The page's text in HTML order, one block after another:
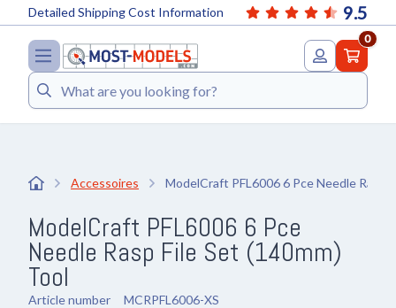
9.5
Detailed Shipping Cost Information
0
Search
Accessoires ModelCraft PFL6006 6 Pce Needle Rasp
ModelCraft PFL6006 6 Pce
Needle Rasp File Set (140mm)
Tool
Article number MCRPFL6006-XS